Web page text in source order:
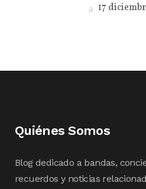
17
Quiénes Somos
Blog dedicado a bandas,
recuerdos y noticias